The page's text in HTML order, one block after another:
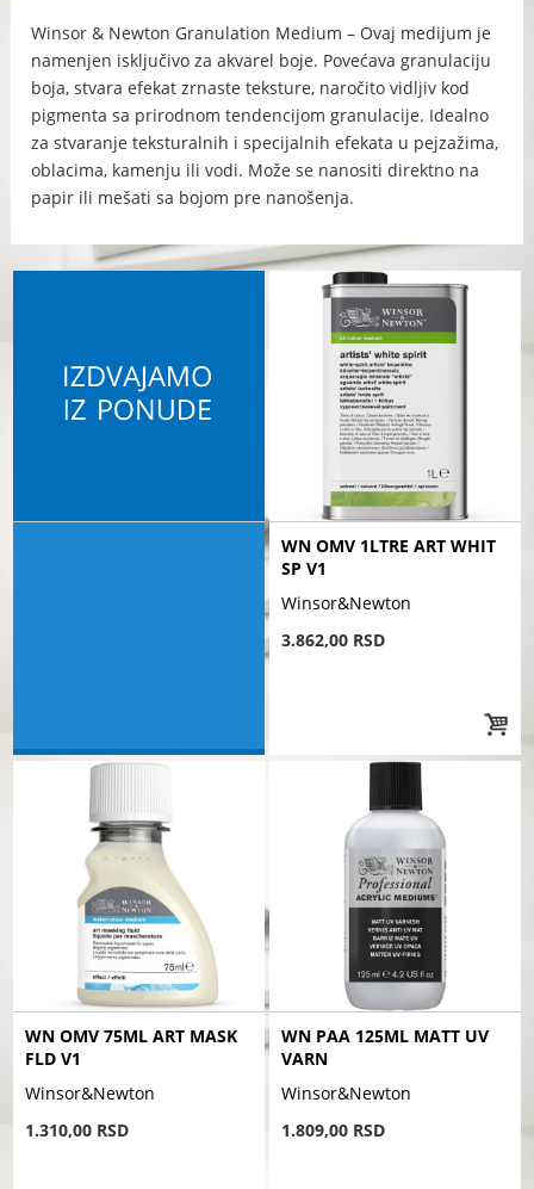
Winsor & Newton Granulation Medium – Ovaj medijum je
namenjen isključivo za akvarel boje. Povećava granulaciju
boja, stvara efekat zrnaste teksture, naročito vidljiv kod
pigmenta sa prirodnom tendencijom granulacije. Idealno
za stvaranje teksturalnih i specijalnih efekata u pejzažima,
oblacima, kamenju ili vodi. Može se nanositi direktno na
papir ili mešati sa bojom pre nanošenja.
WN OMV 1LTRE ART WHIT
SP V1
Winsor&Newton
3.862,00 RSD
WN OMV 75ML ART MASK
FLD V1
Winsor&Newton
1.310,00 RSD
WN PAA 125ML MATT UV
VARN
Winsor&Newton
1.809,00 RSD